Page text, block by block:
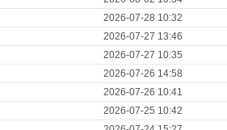
2026-07-28 10:32
2026-07-27 13:46
2026-07-27 10:35
2026-07-26 14:58
2026-07-26 10:41
2026-07-25 10:42